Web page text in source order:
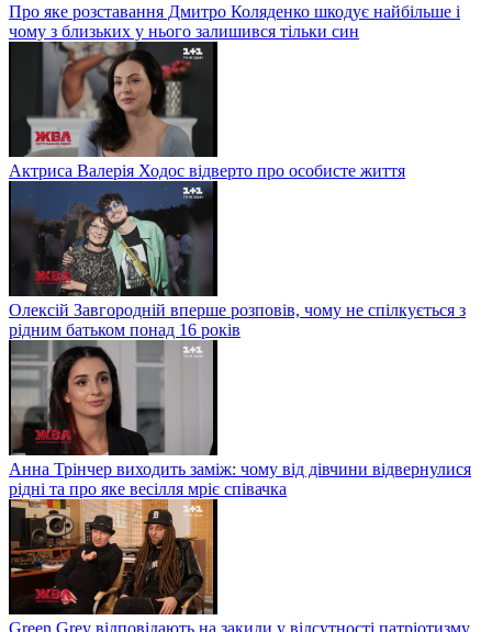
Про яке розставання Дмитро Коляденко шкодує найбільше і
чому з близьких у нього залишився тільки син
Актриса Валерія Ходос відверто про особисте життя
Олексій Завгородній вперше розповів, чому не спілкується з
рідним батьком понад 16 років
Анна Трінчер виходить заміж: чому від дівчини відвернулися
рідні та про яке весілля мріє співачка
Green Grey відповідають на закиди у відсутності патріотизму